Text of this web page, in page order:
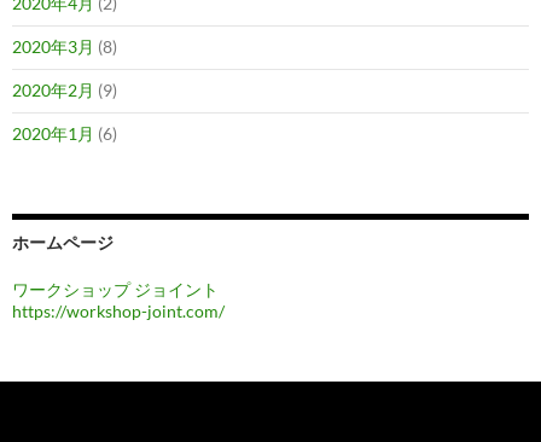
2020年3月 (8)
2020年2月 (9)
2020年1月 (6)
ホームページ
ワークショップ ジョイント
https://workshop-joint.com/